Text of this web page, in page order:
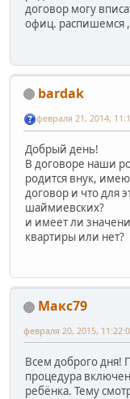
договор могу
офиц. распишемся ,
bardak
февраля 21, 2014,
Добрый день!
В договоре наши
родится внук,
договор и что для
шаймиевских?
и имеет ли
квартиры или нет?
Макс79
февраля 20, 2015,
Всем доброго дня!
процедура
ребёнка. Тему